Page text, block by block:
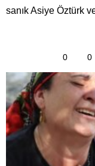
sanık Asiye Öztürk
0 0